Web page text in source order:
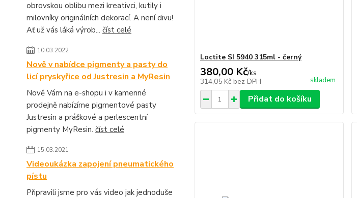
obrovskou oblibu mezi kreativci, kutily i
milovníky originálních dekorací. A není divu!
Ať už vás láká výrob... číst celé
10.03.2022
Nově v nabídce pigmenty a pasty do
licí pryskyřice od Justresin a MyResin
Nově Vám na e-shopu i v kamenné
prodejně nabízíme pigmentové pasty
Justresin a práškové a perlescentní
pigmenty MyResin. číst celé
15.03.2021
Videoukázka zapojení pneumatického
pístu
Připravili jsme pro vás video jak jednoduše
Loctite SI 5940 315ml - černý
380,00 Kč/ks
314,05 Kč bez DPH skladem
Přidat do košíku